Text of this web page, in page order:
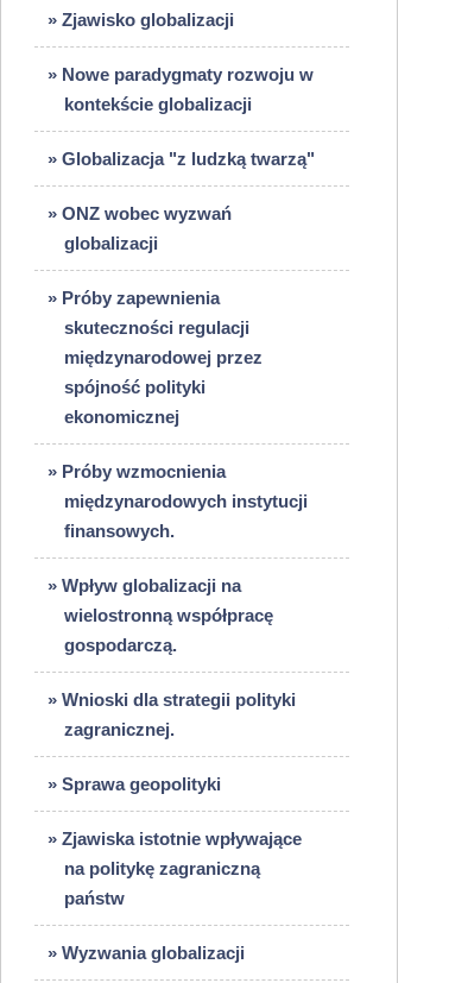
» Zjawisko globalizacji
» Nowe paradygmaty rozwoju w
kontekście globalizacji
» Globalizacja "z ludzką twarzą"
» ONZ wobec wyzwań
globalizacji
» Próby zapewnienia
skuteczności regulacji
międzynarodowej przez
spójność polityki
ekonomicznej
» Próby wzmocnienia
międzynarodowych instytucji
finansowych.
» Wpływ globalizacji na
wielostronną współpracę
gospodarczą.
» Wnioski dla strategii polityki
zagranicznej.
» Sprawa geopolityki
» Zjawiska istotnie wpływające
na politykę zagraniczną
państw
» Wyzwania globalizacji